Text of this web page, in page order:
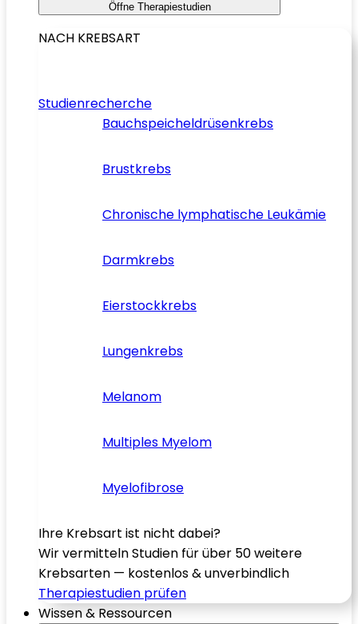
Öffne Therapiestudien
NACH KREBSART
Studienrecherche
Bauchspeicheldrüsenkrebs
Brustkrebs
Chronische lymphatische Leukämie
Darmkrebs
Eierstockkrebs
Lungenkrebs
Melanom
Multiples Myelom
Myelofibrose
Ihre Krebsart ist nicht dabei?
Wir vermitteln Studien für über 50 weitere
Krebsarten — kostenlos & unverbindlich
Therapiestudien prüfen
Wissen & Ressourcen